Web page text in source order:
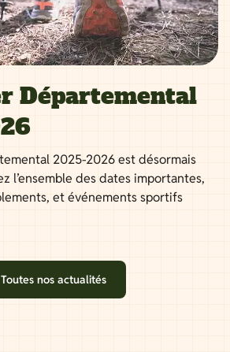
Départemental
2025-2026 est désormais
l’ensemble des dates importantes,
et événements sportifs
Toutes nos actualités